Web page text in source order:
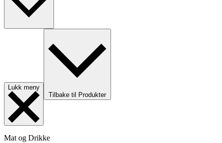
Lukk meny
Tilbake til Produkter
Mat og Drikke